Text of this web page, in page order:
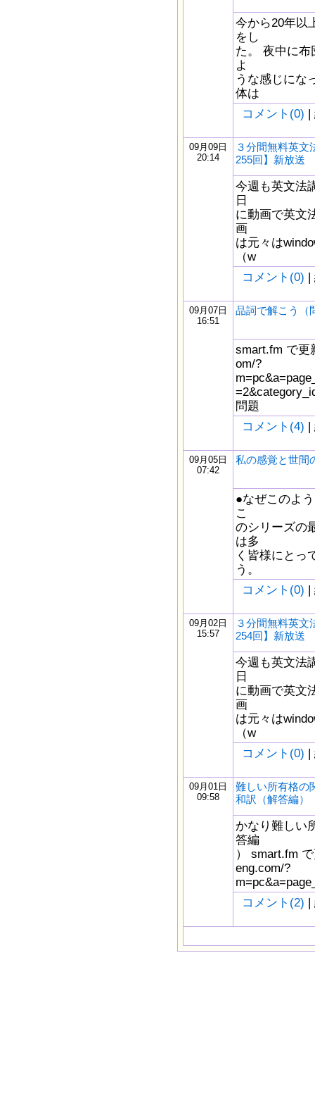
今から20年以
をし
た。 夜中に
よ
うな感じにな
体は
コメント(0) |
09月09日
20:14
３分間無料英文
255回】新放送
今週も英文法
日
に動画で英文
画
は元々は
（w
コメント(0) |
09月07日
16:51
品詞で解こう（
smart.fm で更
om/?
問題
コメント(4) |
09月05日
07:42
私の感覚と世間
●なぜこのよ
こ
のシリーズの
は多
く皆様にとっ
う。
コメント(0) |
09月02日
15:57
３分間無料英文
254回】新放送
今週も英文法
日
に動画で英文
画
は元々は
（w
コメント(0) |
09月01日
09:58
難しい所有格の
和訳（解答編）
かなり難しい
答編
） smart.fm
eng.com/?
コメント(2) |